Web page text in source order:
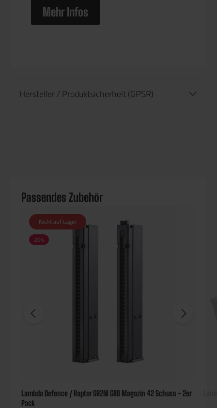
Mehr Infos
Hersteller / Produktsicherheit (GPSR)
Passendes Zubehör
Nicht auf Lager
20%
Lambda Defence / Raptor SR2M GBB Magazin 42 Schuss - 2er
Pack